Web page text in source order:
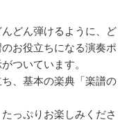
どん弾けるように、ど
お役立ちになる演奏ポ
ついています。
、基本の楽典「楽譜の
っぷりお楽しみくださ